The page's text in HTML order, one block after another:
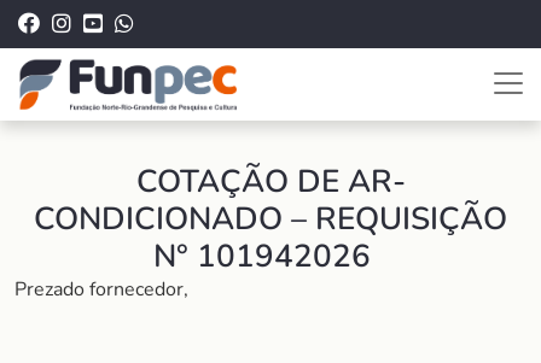
COTAÇÃO DE AR-
CONDICIONADO – REQUISIÇÃO
N° 101942026
Prezado fornecedor,